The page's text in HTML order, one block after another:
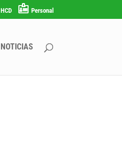
HCD Personal
NOTICIAS